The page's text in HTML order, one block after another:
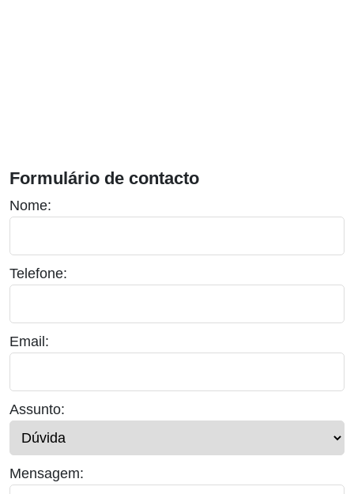
Formulário de contacto
Nome:
Telefone:
Email:
Assunto:
Mensagem: